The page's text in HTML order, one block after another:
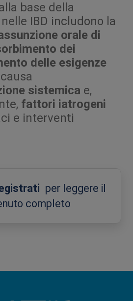
base della
IBD includono la
orale di
dei
delle esigenze
sistemica e,
fattori iatrogeni
e interventi
per leggere il
completo